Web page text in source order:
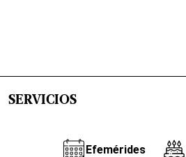
SERVICIOS
Efemérides